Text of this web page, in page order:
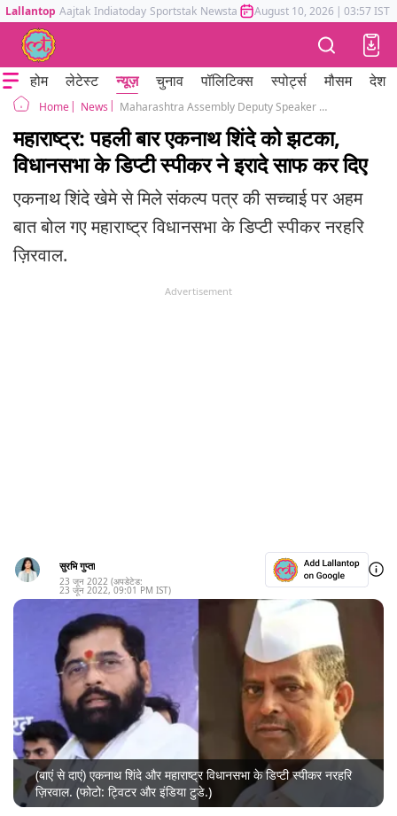
Lallantop Aajtak Indiatoday Sportstak Newstak Mumbai Tak Astrotak
August 10, 2026 | 03:57 IST
होम लेटेस्ट न्यूज़ चुनाव पॉलिटिक्स स्पोर्ट्स मौसम देश
Home News Maharashtra Assembly Deputy Speaker Narhari Zirwal on resolution letter of Eknath Shinde camp
महाराष्ट्र: पहली बार एकनाथ शिंदे को झटका,
विधानसभा के डिप्टी स्पीकर ने इरादे साफ कर दिए
एकनाथ शिंदे खेमे से मिले संकल्प पत्र की सच्चाई पर अहम
बात बोल गए महाराष्ट्र विधानसभा के डिप्टी स्पीकर नरहरि
ज़िरवाल.
Advertisement
सुरभि गुप्ता
23 जून 2022 (अपडेटेड:
23 जून 2022, 09:01 PM IST)
(बाएं से दाएं) एकनाथ शिंदे और महाराष्ट्र विधानसभा के डिप्टी स्पीकर नरहरि
ज़िरवाल. (फोटो: ट्विटर और इंडिया टुडे.)